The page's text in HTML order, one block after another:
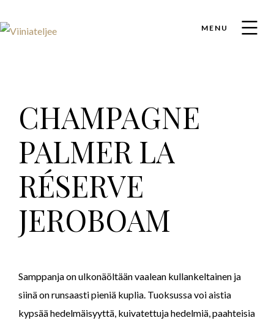
MENU
CHAMPAGNE
PALMER LA
RÉSERVE
JEROBOAM
Samppanja on ulkonäöltään vaalean kullankeltainen ja
siinä on runsaasti pieniä kuplia. Tuoksussa voi aistia
kypsää hedelmäisyyttä, kuivatettuja hedelmiä, paahteisia